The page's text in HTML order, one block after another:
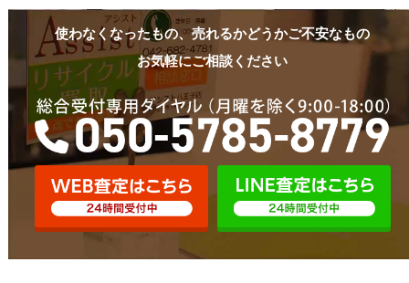
使わなくなったもの、売れるかどうかご不安なもの
お気軽にご相談ください